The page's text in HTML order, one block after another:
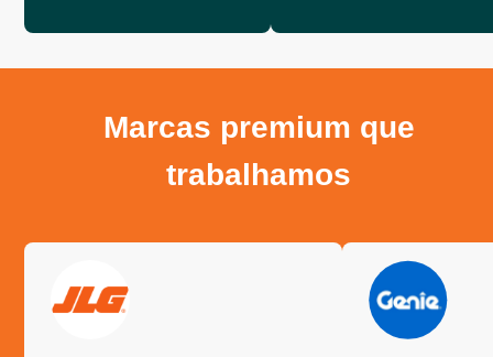
Marcas premium que
trabalhamos